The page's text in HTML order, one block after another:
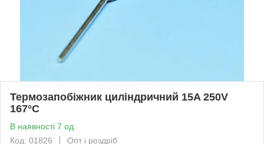
Термозапобіжник циліндричний 15A 250V
167°C
В наявності 7 од.
Код: 01826
Опт і роздріб